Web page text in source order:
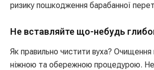
ризику пошкодження барабанної
Не вставляйте що-небудь
Як правильно чистити вуха? Очищення
ніжною та обережною процедурою.